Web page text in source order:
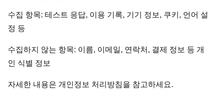
수집 항목: 테스트 응답, 이용 기록, 기기 정보, 쿠키, 언어 설
정 등
수집하지 않는 항목: 이름, 이메일, 연락처, 결제 정보 등 개
인 식별 정보
자세한 내용은 개인정보 처리방침을 참고하세요.